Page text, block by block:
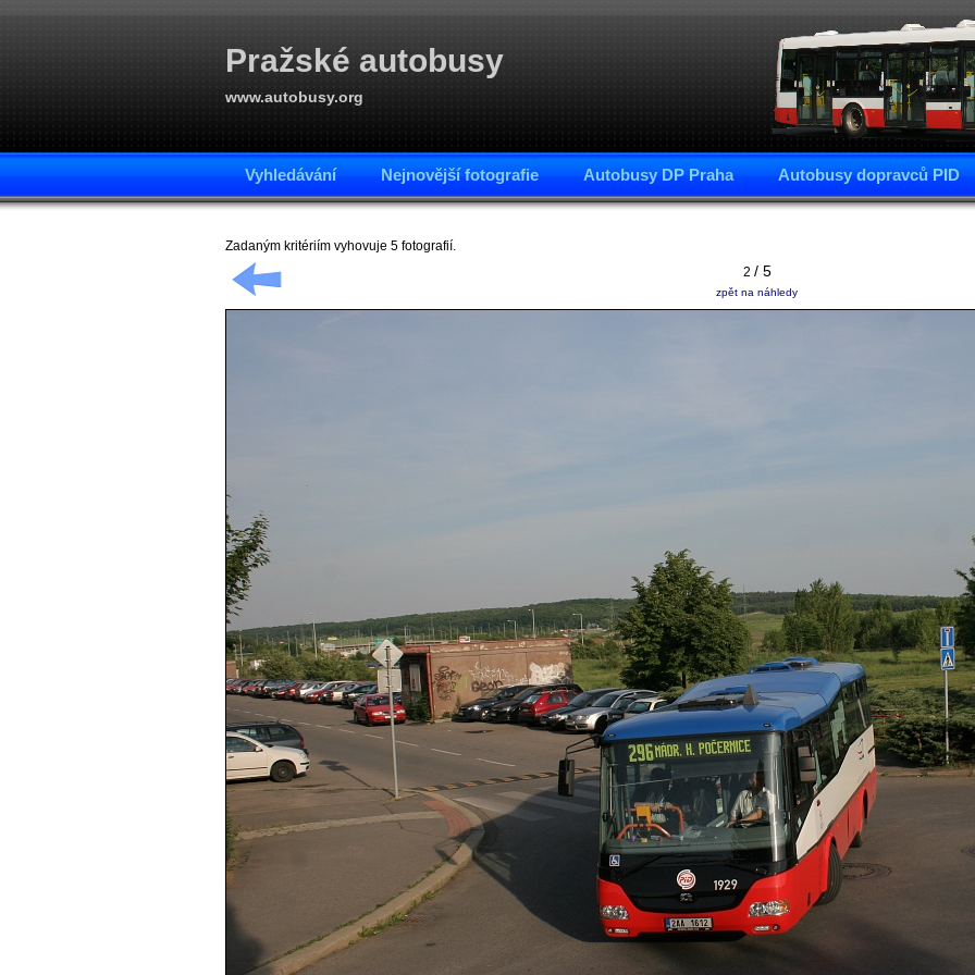
Pražské autobusy
www.autobusy.org
Vyhledávání Nejnovější fotografie Autobusy DP Praha Autobusy dopravců PID
Zadaným kritériím vyhovuje 5 fotografií.
2 / 5
zpět na náhledy